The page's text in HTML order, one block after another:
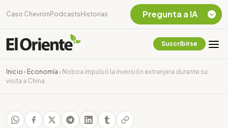
Caso Chevron Podcasts Historias
Suscribirse
Inicio › Economía › Noboa impulsó la inversión extranjera durante su
visita a China
Pregunta a IA
Chevron Ecuador